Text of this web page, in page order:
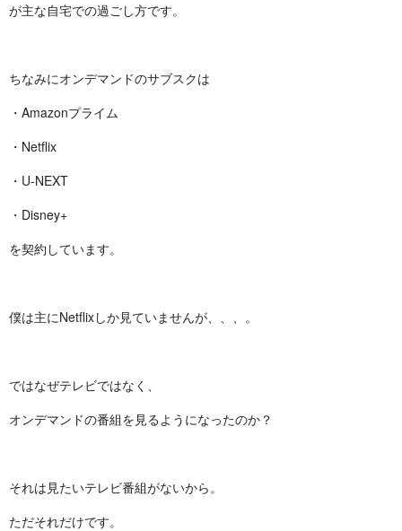
が主な自宅での過ごし方です。
ちなみにオンデマンドのサブスクは
・Amazonプライム
・Netflix
・U-NEXT
・Disney+
を契約しています。
僕は主にNetflixしか見ていませんが、、、。
ではなぜテレビではなく、
オンデマンドの番組を見るようになったのか？
それは見たいテレビ番組がないから。
ただそれだけです。